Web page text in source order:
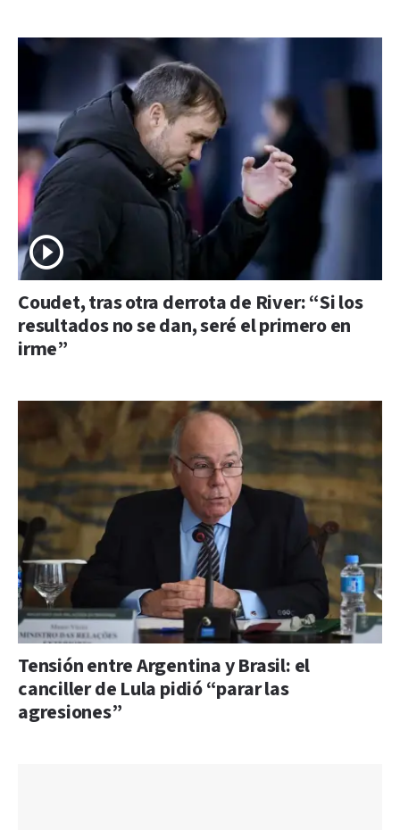
Coudet, tras otra derrota de River: “Si los
resultados no se dan, seré el primero en
irme”
Tensión entre Argentina y Brasil: el
canciller de Lula pidió “parar las
agresiones”